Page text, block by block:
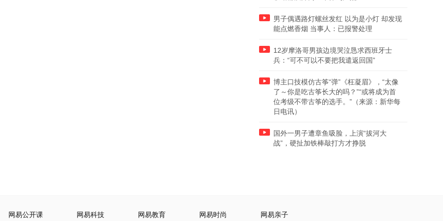
男子偶遇路灯螺丝发红 以为是小灯 却发现
能点燃香烟 当事人：已报警处理
12岁摩洛哥男孩边境哭泣恳求西班牙士
兵：“可不可以不要把我遣返回国”
博主口技模仿古筝“弹”《枉凝眉》，“太像
了～你是吃古筝长大的吗？”“或将成为首
位考级不带古筝的选手。”（来源：新华每
日电讯）
国外一男子遭章鱼吸脸，上演“拔河大
战”，硬扯加铁棒敲打方才挣脱
网易公开课 网易科技 网易教育 网易时尚 网易亲子